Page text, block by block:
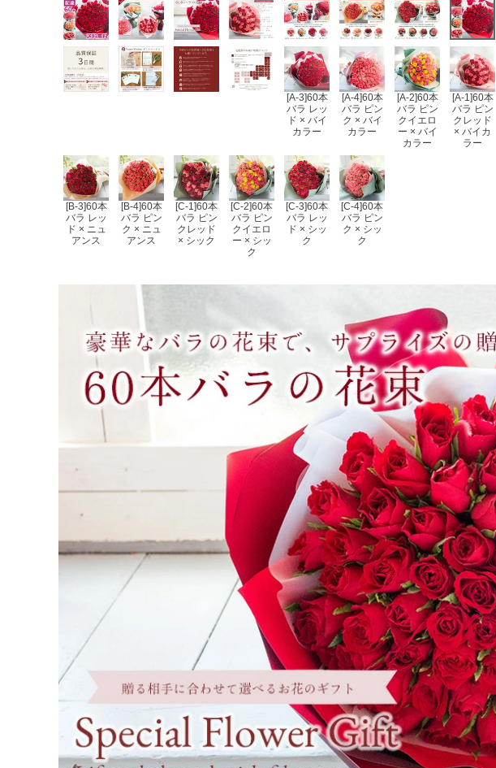
[A-3]60本
バラ レッ
ド × バイ
カラー
[A-4]60本
バラ ピン
ク × バイ
カラー
[A-2]60本
バラ ピン
クイエロ
ー × バイ
カラー
[A-1]60本
バラ ピン
クレッド
× バイカ
ラー
[B-3]60本
バラ レッ
ド × ニュ
アンス
[B-4]60本
バラ ピン
ク × ニュ
アンス
[C-1]60本
バラ ピン
クレッド
× シック
[C-2]60本
バラ ピン
クイエロ
ー × シッ
ク
[C-3]60本
バラ レッ
ド × シッ
ク
[C-4]60本
バラ ピン
ク × シッ
ク